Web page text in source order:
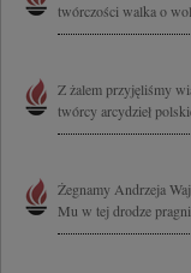
twórczości walka o
Z żalem przyjęliśmy
twórcy arcydzieł
Żegnamy Andrzeja
Mu w tej drodze